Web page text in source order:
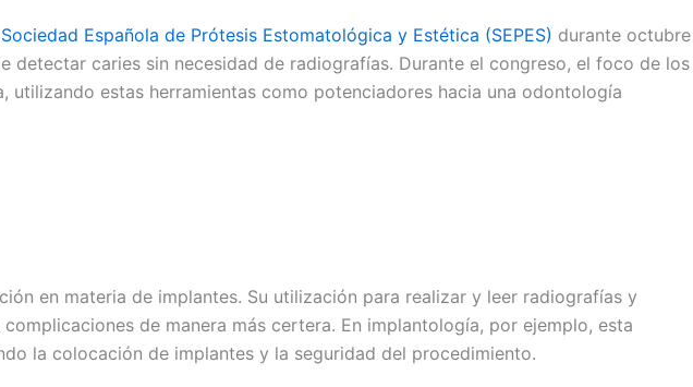
Sociedad Española de Prótesis Estomatológica y Estética (SEPES) durante octubre
detectar caries sin necesidad de radiografías. Durante el congreso, el foco de los
estas herramientas como potenciadores hacia una odontología
en materia de implantes. Su utilización para realizar y leer radiografías y
de manera más certera. En implantología, por ejemplo, esta
la colocación de implantes y la seguridad del procedimiento.